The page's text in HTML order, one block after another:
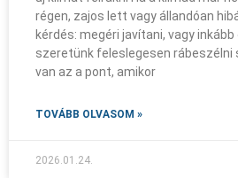
régen, zajos lett vagy állandóan
kérdés: megéri javítani, vagy
szeretünk feleslegesen rábeszélni
van az a pont, amikor
TOVÁBB OLVASOM »
2026.01.24.